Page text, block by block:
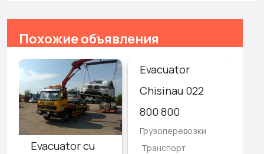
Похожие объявления
Evacuator cu
Evacuator
Chisinau 022
800 800
Грузоперевозки
Транспорт